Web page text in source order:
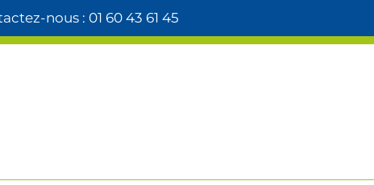
nous : 01 60 43 61 45